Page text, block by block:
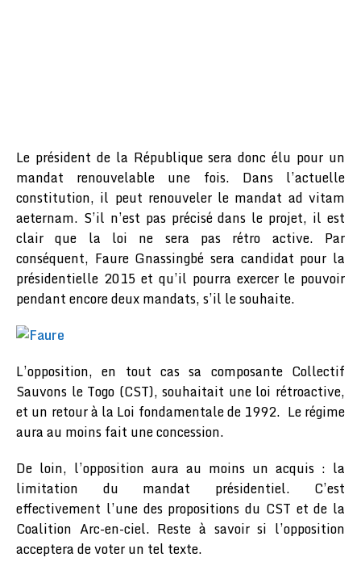
Le président de la République sera donc élu pour un
mandat renouvelable une fois. Dans l’actuelle
constitution, il peut renouveler le mandat ad vitam
aeternam. S’il n’est pas précisé dans le projet, il est
clair que la loi ne sera pas rétro active. Par
conséquent, Faure Gnassingbé sera candidat pour la
présidentielle 2015 et qu’il pourra exercer le pouvoir
pendant encore deux mandats, s’il le souhaite.
L’opposition, en tout cas sa composante Collectif
Sauvons le Togo (CST), souhaitait une loi rétroactive,
et un retour à la Loi fondamentale de 1992. Le régime
aura au moins fait une concession.
De loin, l’opposition aura au moins un acquis : la
limitation du mandat présidentiel. C’est
effectivement l’une des propositions du CST et de la
Coalition Arc-en-ciel. Reste à savoir si l’opposition
acceptera de voter un tel texte.